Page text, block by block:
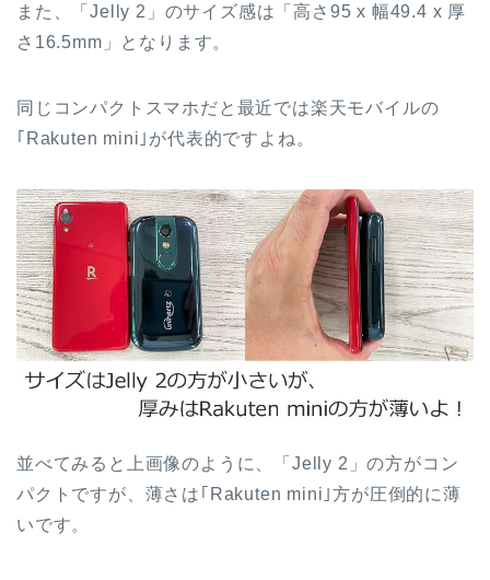
また、「Jelly 2」のサイズ感は「高さ95 x 幅49.4 x 厚
さ16.5mm」となります。
同じコンパクトスマホだと最近では楽天モバイルの
｢Rakuten mini｣が代表的ですよね。
並べてみると上画像のように、「Jelly 2」の方がコン
パクトですが、薄さは｢Rakuten mini｣方が圧倒的に薄
いです。